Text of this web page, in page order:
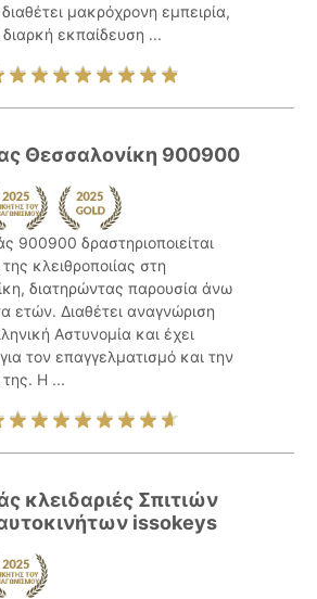
μακρόχρονη εμπειρία,
εκπαίδευση ...
Θεσσαλονίκη 900900
900900 δραστηριοποιείται
κλειθροποιίας στη
διατηρώντας παρουσία άνω
ετών. Διαθέτει αναγνώριση
Αστυνομία και έχει
τον επαγγελματισμό και την
της. Η ...
κλειδαριές Σπιτιών
issokeys